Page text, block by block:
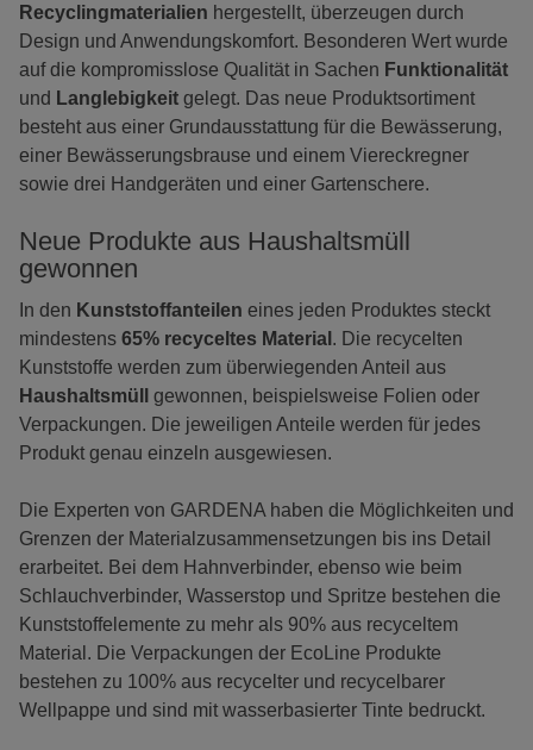
Recyclingmaterialien hergestellt, überzeugen durch
Design und Anwendungskomfort. Besonderen Wert wurde
auf die kompromisslose Qualität in Sachen Funktionalität
und Langlebigkeit gelegt. Das neue Produktsortiment
besteht aus einer Grundausstattung für die Bewässerung,
einer Bewässerungsbrause und einem Viereckregner
sowie drei Handgeräten und einer Gartenschere.
Neue Produkte aus Haushaltsmüll
gewonnen
In den Kunststoffanteilen eines jeden Produktes steckt
mindestens 65% recyceltes Material . Die recycelten
Kunststoffe werden zum überwiegenden Anteil aus
Haushaltsmüll
gewonnen, beispielsweise Folien oder
Verpackungen. Die jeweiligen Anteile werden für jedes
Produkt genau einzeln ausgewiesen.
Die Experten von GARDENA haben die Möglichkeiten und
Grenzen der Materialzusammensetzungen bis ins Detail
erarbeitet. Bei dem Hahnverbinder, ebenso wie beim
Schlauchverbinder, Wasserstop und Spritze bestehen die
Kunststoffelemente zu mehr als 90% aus recyceltem
Material. Die Verpackungen der EcoLine Produkte
bestehen zu 100% aus recycelter und recycelbarer
Wellpappe und sind mit wasserbasierter Tinte bedruckt.